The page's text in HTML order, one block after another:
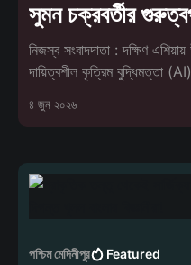
সুমন চক্রবর্তীর
নিজস্ব সংবাদদাতা : দক্ষিণ
দায়িত্বশীল কৃত্রিম বুদ্ধিমত্তা
৪ জুন ২০২৬
পশ্চিম মেদিনীপুর Featured